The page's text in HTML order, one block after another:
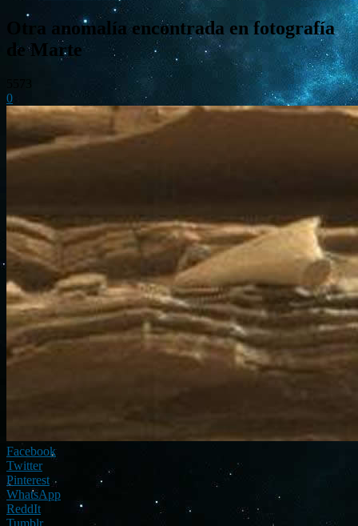
Otra anomalía encontrada en fotografía
de Marte
0
Facebook
Twitter
Pinterest
WhatsApp
ReddIt